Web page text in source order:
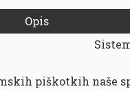
Opis
piškotkih naše